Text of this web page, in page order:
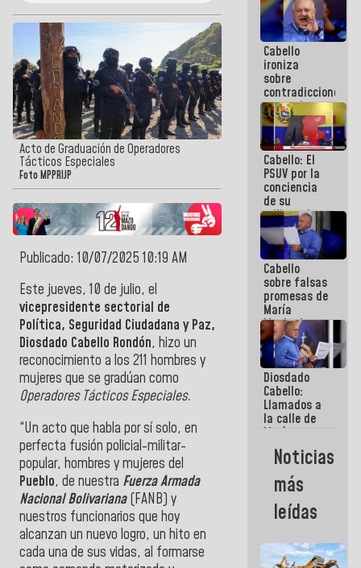
Acto de Graduación de Operadores
Tácticos Especiales
Foto MPPRIJP
Publicado: 10/07/2025 10:19 AM
Este jueves, 10 de julio, el
vicepresidente sectorial de
Política, Seguridad Ciudadana y Paz,
Diosdado Cabello Rondón, hizo un
reconocimiento a los 211 hombres y
mujeres que se gradúan como
Operadores Tácticos Especiales.
“Un acto que habla por sí solo, en
perfecta fusión policial-militar-
popular, hombres y mujeres del
Pueblo, de nuestra Fuerza Armada
Nacional Bolivariana(FANB) y
nuestros funcionarios que hoy
alcanzan un nuevo logro, un hito en
cada una de sus vidas, al formarse
escribir
hazlo hoy
por que no
sabemos si
la semana
que viene
hay
programa
Cabello
ironiza
sobre
contradicciones
y mentiras
de María
Machado:
¡Créanle!
Cabello: El
PSUV por la
conciencia
de su
militancia
es la
organización
política más
sólida de
Venezuela
Cabello
sobre falsas
promesas de
María
Machado:
¿Quién le
puede creer?
¿Y la gente
que ella iba
a salvar en
La Guaira?
Diosdado
Cabello:
Llamados a
la calle de
María
Machado se
estrellaron
de frente
contra el
Pueblo
Noticias
más
leídas